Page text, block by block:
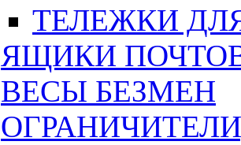
ТЕЛЕЖКИ
ЯЩИКИ
ВЕСЫ БЕЗМЕН